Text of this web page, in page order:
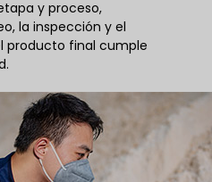
y proceso,
la inspección y el
producto final cumple